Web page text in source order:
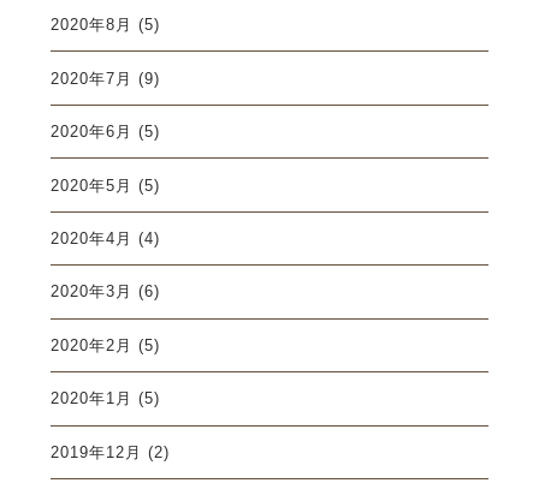
2020年8月 (5)
2020年7月 (9)
2020年6月 (5)
2020年5月 (5)
2020年4月 (4)
2020年3月 (6)
2020年2月 (5)
2020年1月 (5)
2019年12月 (2)